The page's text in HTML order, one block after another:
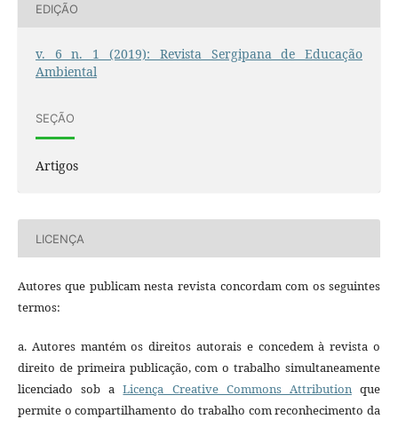
EDIÇÃO
v. 6 n. 1 (2019): Revista Sergipana de Educação
Ambiental
SEÇÃO
Artigos
LICENÇA
Autores que publicam nesta revista concordam com os seguintes
termos:
a. Autores mantém os direitos autorais e concedem à revista o
direito de primeira publicação, com o trabalho simultaneamente
licenciado sob aLicença Creative Commons Attributionque
permite o compartilhamento do trabalho com reconhecimento da